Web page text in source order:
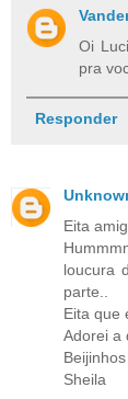
Oi
pra
Responder
Eita
loucura
parte..
Eita que
Adorei a
Sheila